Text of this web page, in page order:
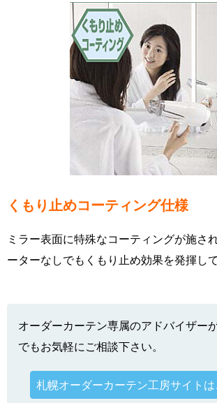
くもり止めコーティング仕様
ミラー表面に特殊なコーティングが施さ
ーターなしでもくもり止め効果を発揮し
オーダーカーテン専属のアドバイザー
でもお気軽にご相談下さい。
札幌オーダーカーテン工房サイトは